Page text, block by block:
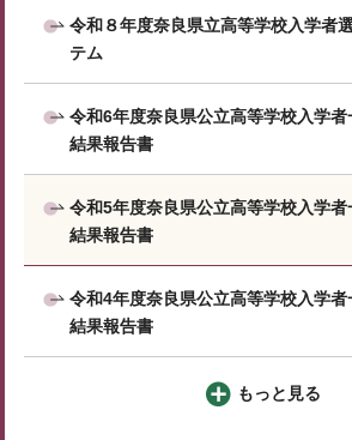
令和８年度奈良県立高等学校入学者
テム
令和6年度奈良県公立高等学校入学
結果報告書
令和5年度奈良県公立高等学校入学
結果報告書
令和4年度奈良県公立高等学校入学
結果報告書
もっと見る